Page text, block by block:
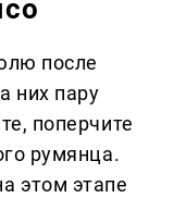
после
них пару
поперчите
румянца.
этом этапе